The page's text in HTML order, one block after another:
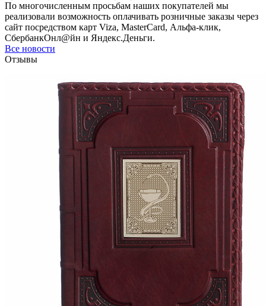
По многочисленным просьбам наших покупателей мы
реализовали возможность оплачивать розничные заказы через
сайт посредством карт Viza, MasterCard, Альфа-клик,
СбербанкОнл@йн и Яндекс.Деньги.
Все новости
Отзывы